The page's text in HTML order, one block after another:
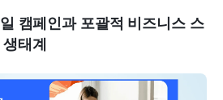
캠페인과 포괄적 비즈니스 스
태계